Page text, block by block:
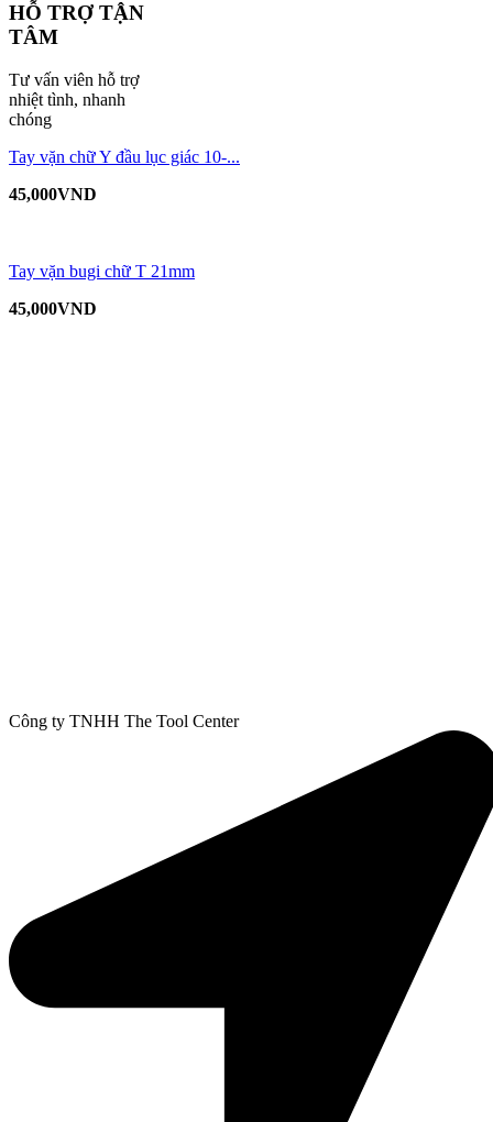
HỖ TRỢ TẬN
TÂM
Tư vấn viên hỗ trợ
nhiệt tình, nhanh
chóng
Tay vặn chữ Y đầu lục giác 10-...
45,000VND
Tay vặn bugi chữ T 21mm
45,000VND
Công ty TNHH The Tool Center